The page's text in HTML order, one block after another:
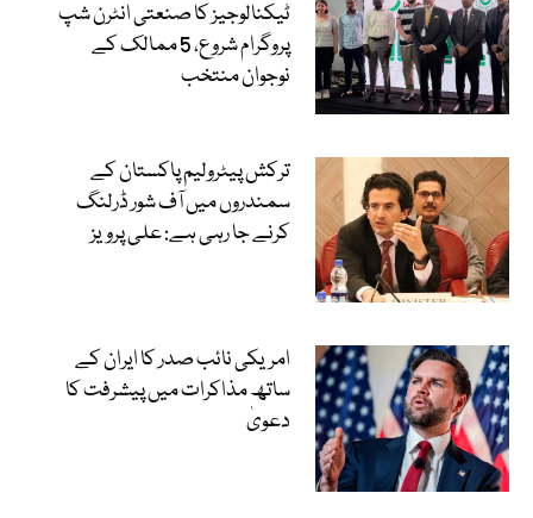
ٹیکنالوجیز کا صنعتی انٹرن شپ
پروگرام شروع، 5 ممالک کے
نوجوان منتخب
ترکش پیٹرولیم پاکستان کے
سمندروں میں آف شور ڈرلنگ
کرنے جا رہی ہے: علی پرویز
امریکی نائب صدر کا ایران کے
ساتھ مذاکرات میں پیشرفت کا
دعویٰ